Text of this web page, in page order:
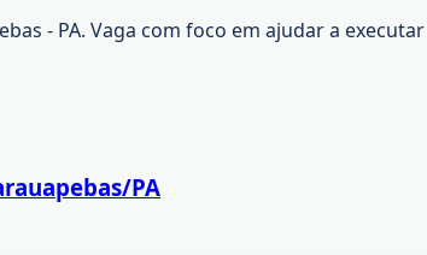
- PA. Vaga com foco em ajudar a
PA